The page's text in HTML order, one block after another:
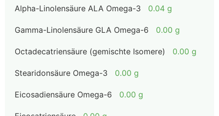
Alpha-Linolensäure ALA Omega-3 0.04 g
Gamma-Linolensäure GLA Omega-6 0.00 g
Octadecatriensäure (gemischte Isomere) 0.00 g
Stearidonsäure Omega-3 0.00 g
Eicosadiensäure Omega-6 0.00 g